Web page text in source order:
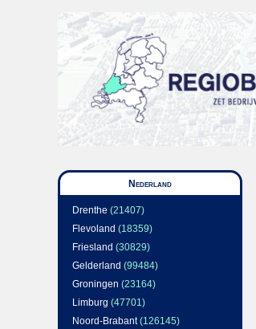
Nederland
Drenthe (21407)
Flevoland (18359)
Friesland (30829)
Gelderland (99484)
Groningen (23164)
Limburg (47701)
Noord-Brabant(126145)